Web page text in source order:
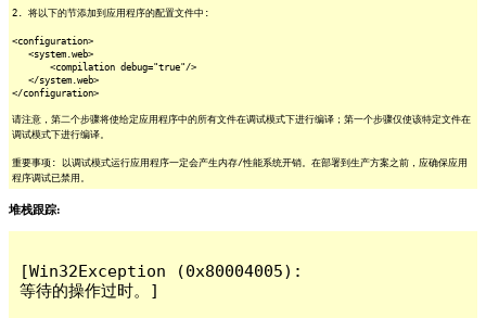
2. 将以下的节添加到应用程序的配置文件中:
<configuration>
<system.web>
<compilation debug="true"/>
</system.web>
</configuration>
请注意，第二个步骤将使给定应用程序中的所有文件在调试模式下进行编译；第一个步骤仅使该特定文件在
调试模式下进行编译。
重要事项: 以调试模式运行应用程序一定会产生内存/性能系统开销。在部署到生产方案之前，应确保应用
程序调试已禁用。
堆栈跟踪:
[Win32Exception (0x80004005):
等待的操作过时。]